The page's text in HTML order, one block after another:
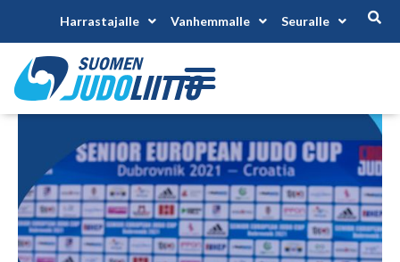
Harrastajalle Vanhemmalle Seuralle